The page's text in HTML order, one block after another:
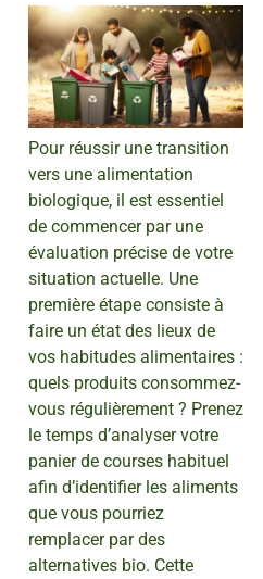
Pour réussir une transition
vers une alimentation
biologique, il est essentiel
de commencer par une
évaluation précise de votre
situation actuelle. Une
première étape consiste à
faire un état des lieux de
vos habitudes alimentaires :
quels produits consommez-
vous régulièrement ? Prenez
le temps d’analyser votre
panier de courses habituel
afin d’identifier les aliments
que vous pourriez
remplacer par des
alternatives bio. Cette